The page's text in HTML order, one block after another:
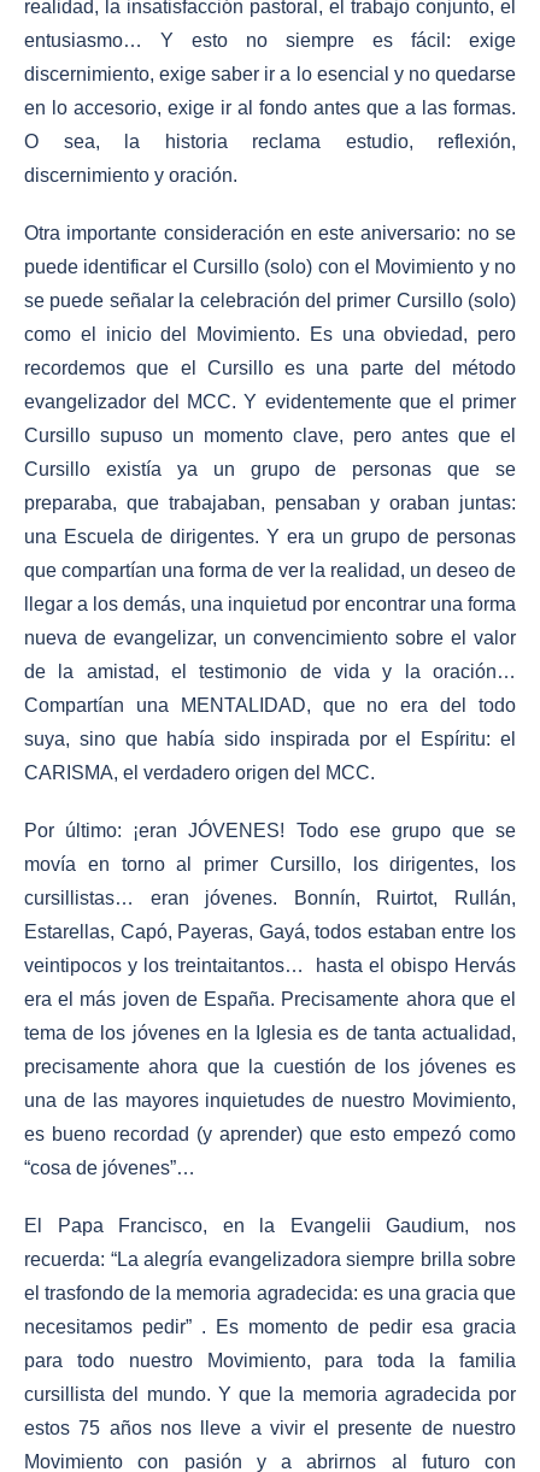
realidad, la insatisfacción pastoral, el trabajo conjunto, el
entusiasmo… Y esto no siempre es fácil: exige
discernimiento, exige saber ir a lo esencial y no quedarse
en lo accesorio, exige ir al fondo antes que a las formas.
O sea, la historia reclama estudio, reflexión,
discernimiento y oración.
Otra importante consideración en este aniversario: no se
puede identificar el Cursillo (solo) con el Movimiento y no
se puede señalar la celebración del primer Cursillo (solo)
como el inicio del Movimiento. Es una obviedad, pero
recordemos que el Cursillo es una parte del método
evangelizador del MCC. Y evidentemente que el primer
Cursillo supuso un momento clave, pero antes que el
Cursillo existía ya un grupo de personas que se
preparaba, que trabajaban, pensaban y oraban juntas:
una Escuela de dirigentes. Y era un grupo de personas
que compartían una forma de ver la realidad, un deseo de
llegar a los demás, una inquietud por encontrar una forma
nueva de evangelizar, un convencimiento sobre el valor
de la amistad, el testimonio de vida y la oración…
Compartían una MENTALIDAD, que no era del todo
suya, sino que había sido inspirada por el Espíritu: el
CARISMA, el verdadero origen del MCC.
Por último: ¡eran JÓVENES! Todo ese grupo que se
movía en torno al primer Cursillo, los dirigentes, los
cursillistas… eran jóvenes. Bonnín, Ruirtot, Rullán,
Estarellas, Capó, Payeras, Gayá, todos estaban entre los
veintipocos y los treintaitantos… hasta el obispo Hervás
era el más joven de España. Precisamente ahora que el
tema de los jóvenes en la Iglesia es de tanta actualidad,
precisamente ahora que la cuestión de los jóvenes es
una de las mayores inquietudes de nuestro Movimiento,
es bueno recordad (y aprender) que esto empezó como
“cosa de jóvenes”…
El Papa Francisco, en la Evangelii Gaudium, nos
recuerda: “La alegría evangelizadora siempre brilla sobre
el trasfondo de la memoria agradecida: es una gracia que
necesitamos pedir” . Es momento de pedir esa gracia
para todo nuestro Movimiento, para toda la familia
cursillista del mundo. Y que la memoria agradecida por
estos 75 años nos lleve a vivir el presente de nuestro
Movimiento con pasión y a abrirnos al futuro con